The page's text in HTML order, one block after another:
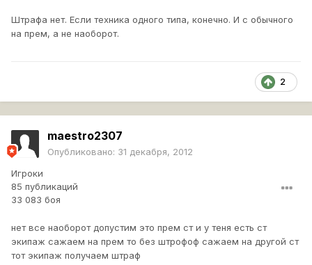
Штрафа нет. Если техника одного типа, конечно. И с обычного
на прем, а не наоборот.
2
maestro2307
Опубликовано: 31 декабря, 2012
Игроки
85 публикаций
33 083 боя
нет все наоборот допустим это прем ст и у теня есть ст
экипаж сажаем на прем то без штрофоф сажаем на другой ст
тот экипаж получаем штраф